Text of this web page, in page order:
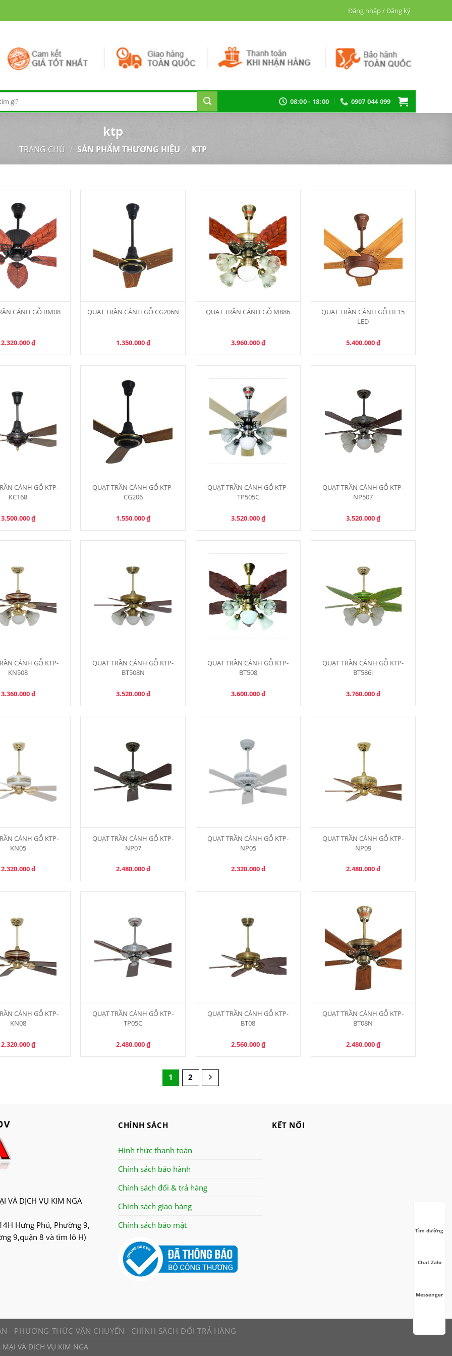
Đăng nhập / Đăng ký
08:00 - 18:00 0907 044 099
ktp
TRANG CHỦ / SẢN PHẨM THƯƠNG HIỆU / KTP
CÁNH GỖ BM08
2.320.000₫
QUẠT TRẦN CÁNH GỖ CG206N
1.350.000₫
QUẠT TRẦN CÁNH GỖ M886
3.960.000₫
QUẠT TRẦN CÁNH GỖ HL15
LED
5.400.000₫
CÁNH GỖ KTP-
KC168
3.500.000₫
QUẠT TRẦN CÁNH GỖ KTP-
CG206
1.550.000₫
QUẠT TRẦN CÁNH GỖ KTP-
TP505C
3.520.000₫
QUẠT TRẦN CÁNH GỖ KTP-
NP507
3.520.000₫
CÁNH GỖ KTP-
KN508
3.360.000₫
QUẠT TRẦN CÁNH GỖ KTP-
BT508N
3.520.000₫
QUẠT TRẦN CÁNH GỖ KTP-
BT508
3.600.000₫
QUẠT TRẦN CÁNH GỖ KTP-
BT586i
3.760.000₫
CÁNH GỖ KTP-
KN05
2.320.000₫
QUẠT TRẦN CÁNH GỖ KTP-
NP07
2.480.000₫
QUẠT TRẦN CÁNH GỖ KTP-
NP05
2.320.000₫
QUẠT TRẦN CÁNH GỖ KTP-
NP09
2.480.000₫
CÁNH GỖ KTP-
KN08
2.320.000₫
QUẠT TRẦN CÁNH GỖ KTP-
TP05C
2.480.000₫
QUẠT TRẦN CÁNH GỖ KTP-
BT08
2.560.000₫
QUẠT TRẦN CÁNH GỖ KTP-
BT08N
2.480.000₫
1 2
VÀ DỊCH VỤ KIM NGA
Hưng Phú, Phường 9,
9,quận 8 và tìm lô H)
CHÍNH SÁCH
Hình thức thanh toán
Chính sách bảo hành
Chính sách đổi & trả hàng
Chính sách giao hàng
Chính sách bảo mật
KẾT NỐI
PHƯƠNG THỨC VẬN CHUYỂN CHÍNH SÁCH ĐỔI TRẢ HÀNG
VÀ DỊCH VỤ KIM NGA
Tìm đường
Chat Zalo
Messenger